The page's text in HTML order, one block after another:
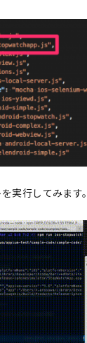
実行してみます。